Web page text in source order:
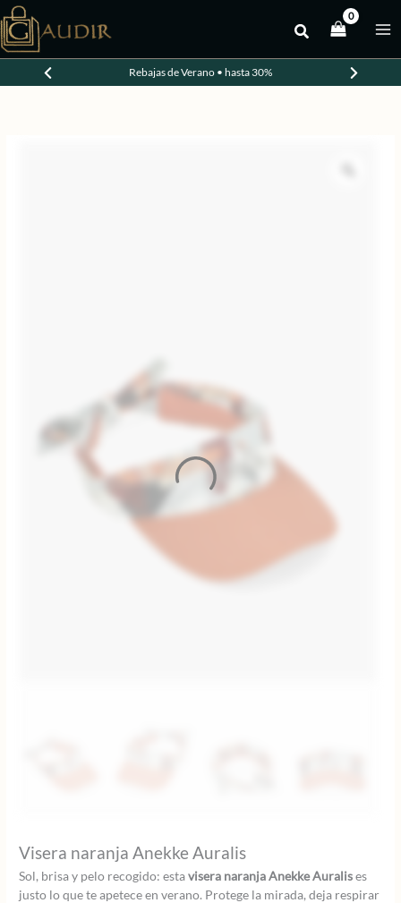
al
contenido
Rebajas de Verano • hasta 30%
Visera naranja Anekke Auralis
Sol, brisa y pelo recogido: estavisera naranja Anekke Auralises
justo lo que te apetece en verano. Protege la mirada, deja respirar